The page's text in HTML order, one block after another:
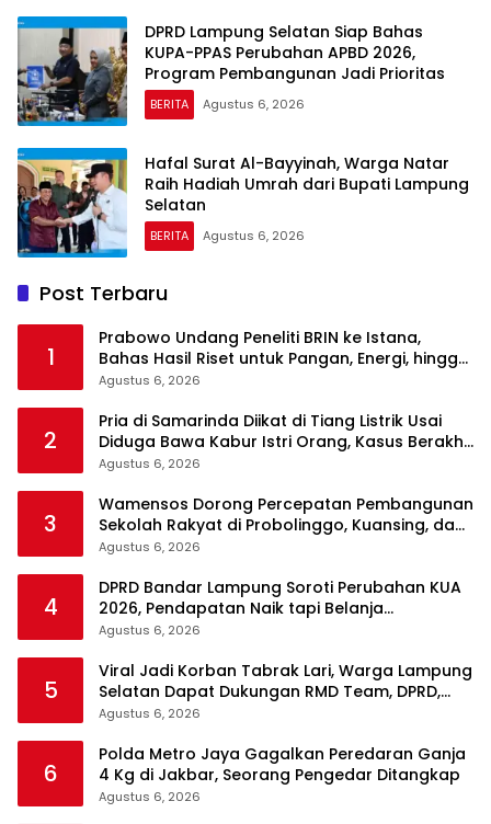
DPRD Lampung Selatan Siap Bahas
KUPA-PPAS Perubahan APBD 2026,
Program Pembangunan Jadi Prioritas
BERITA Agustus 6, 2026
Hafal Surat Al-Bayyinah, Warga Natar
Raih Hadiah Umrah dari Bupati Lampung
Selatan
BERITA Agustus 6, 2026
Post Terbaru
1
Prabowo Undang Peneliti BRIN ke Istana,
Bahas Hasil Riset untuk Pangan, Energi, hingga
Sampah
Agustus 6, 2026
2
Pria di Samarinda Diikat di Tiang Listrik Usai
Diduga Bawa Kabur Istri Orang, Kasus Berakhir
Damai
Agustus 6, 2026
3
Wamensos Dorong Percepatan Pembangunan
Sekolah Rakyat di Probolinggo, Kuansing, dan
Polewali Mandar
Agustus 6, 2026
4
DPRD Bandar Lampung Soroti Perubahan KUA
2026, Pendapatan Naik tapi Belanja
Pembangunan Dipangkas
Agustus 6, 2026
5
Viral Jadi Korban Tabrak Lari, Warga Lampung
Selatan Dapat Dukungan RMD Team, DPRD,
dan Influencer
Agustus 6, 2026
6
Polda Metro Jaya Gagalkan Peredaran Ganja
4 Kg di Jakbar, Seorang Pengedar Ditangkap
Agustus 6, 2026